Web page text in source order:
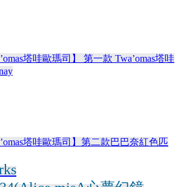
塔哇歐瑪司】 第一款 Twa’omas塔哇
塔哇歐瑪司】第二款巴巴奈紅色匹